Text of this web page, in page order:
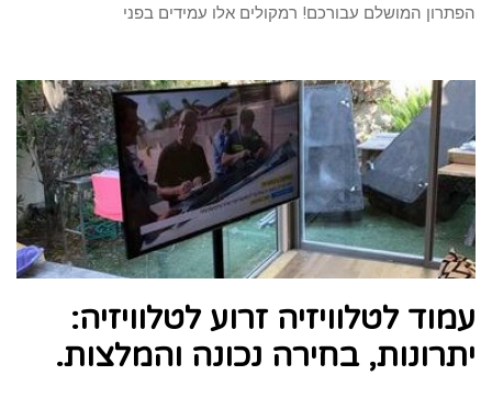
הפתרון המושלם עבורכם! רמקולים אלו עמידים בפני
עמוד לטלוויזיה זרוע לטלוויזיה:
יתרונות, בחירה נכונה והמלצות.